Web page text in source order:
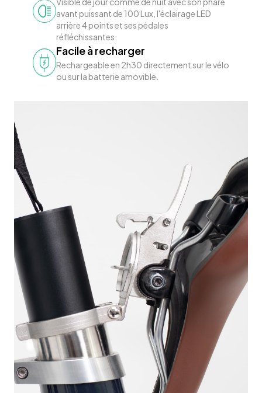
avant puissant de 100 Lux, l'éclairage LED
arrière 4 points et ses pédales
réfléchissantes.
Facile à recharger
Rechargeable en 2h30 directement sur le vélo
ou sur la batterie amovible.